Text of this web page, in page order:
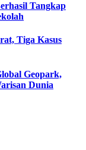
Tangkap
Tiga Kasus
Geopark,
Dunia